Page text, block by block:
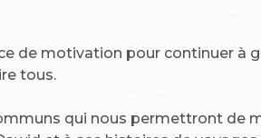
de motivation pour continuer à
tous.
qui nous permettront de